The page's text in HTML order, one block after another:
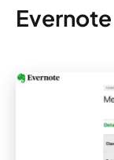
Evernote